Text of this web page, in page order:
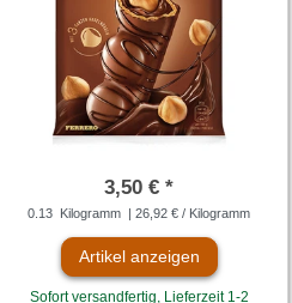
3,50 € *
0.13 Kilogramm | 26,92 € / Kilogramm
Artikel anzeigen
Sofort versandfertig, Lieferzeit 1-2